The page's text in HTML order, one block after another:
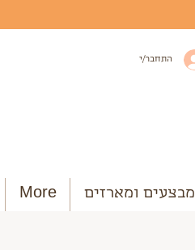
התחבר/י
מבצעים ומארזים More